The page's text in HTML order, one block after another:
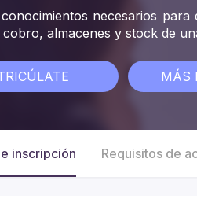
necesarios
almacenes y stock de
MÁS
inscripción Requisitos de